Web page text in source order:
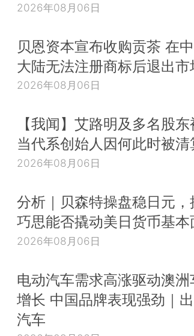
2026年08月06日
贝恩资本宣布收购贡茶 在
大陆无法注册商标后退出市
2026年08月06日
【我闻】艾路明及多名股东
当代系创始人因何此时被清
2026年08月06日
分析｜贝森特操盘稳日元，
巧思能否撬动美日货币基本
2026年08月06日
电动汽车需求高涨驱动澳洲
增长 中国品牌表现强劲｜出
汽车